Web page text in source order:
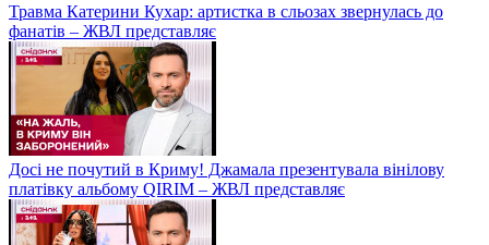
Травма Катерини Кухар: артистка в сльозах звернулась до
фанатів – ЖВЛ представляє
Досі не почутий в Криму! Джамала презентувала вінілову
платівку альбому QIRIM – ЖВЛ представляє